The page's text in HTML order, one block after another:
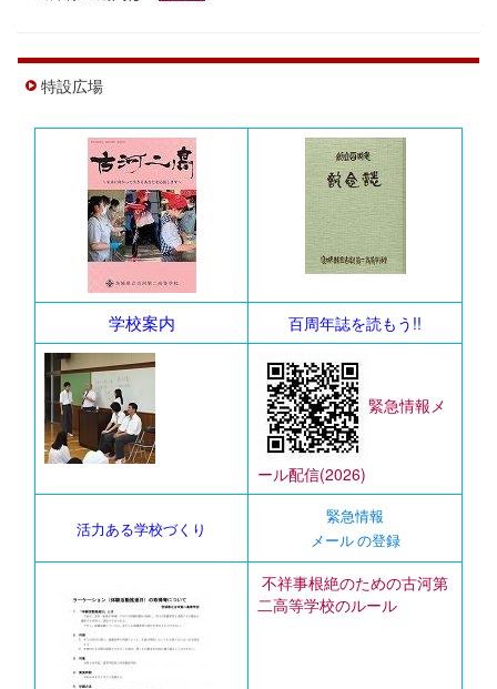
特設広場
学校案内 百周年誌を読もう!!
緊急情報メ
ール配信(2026)
活力ある学校づくり
緊急情報
メール の登録
不祥事根絶のための古河第
二高等学校のルール